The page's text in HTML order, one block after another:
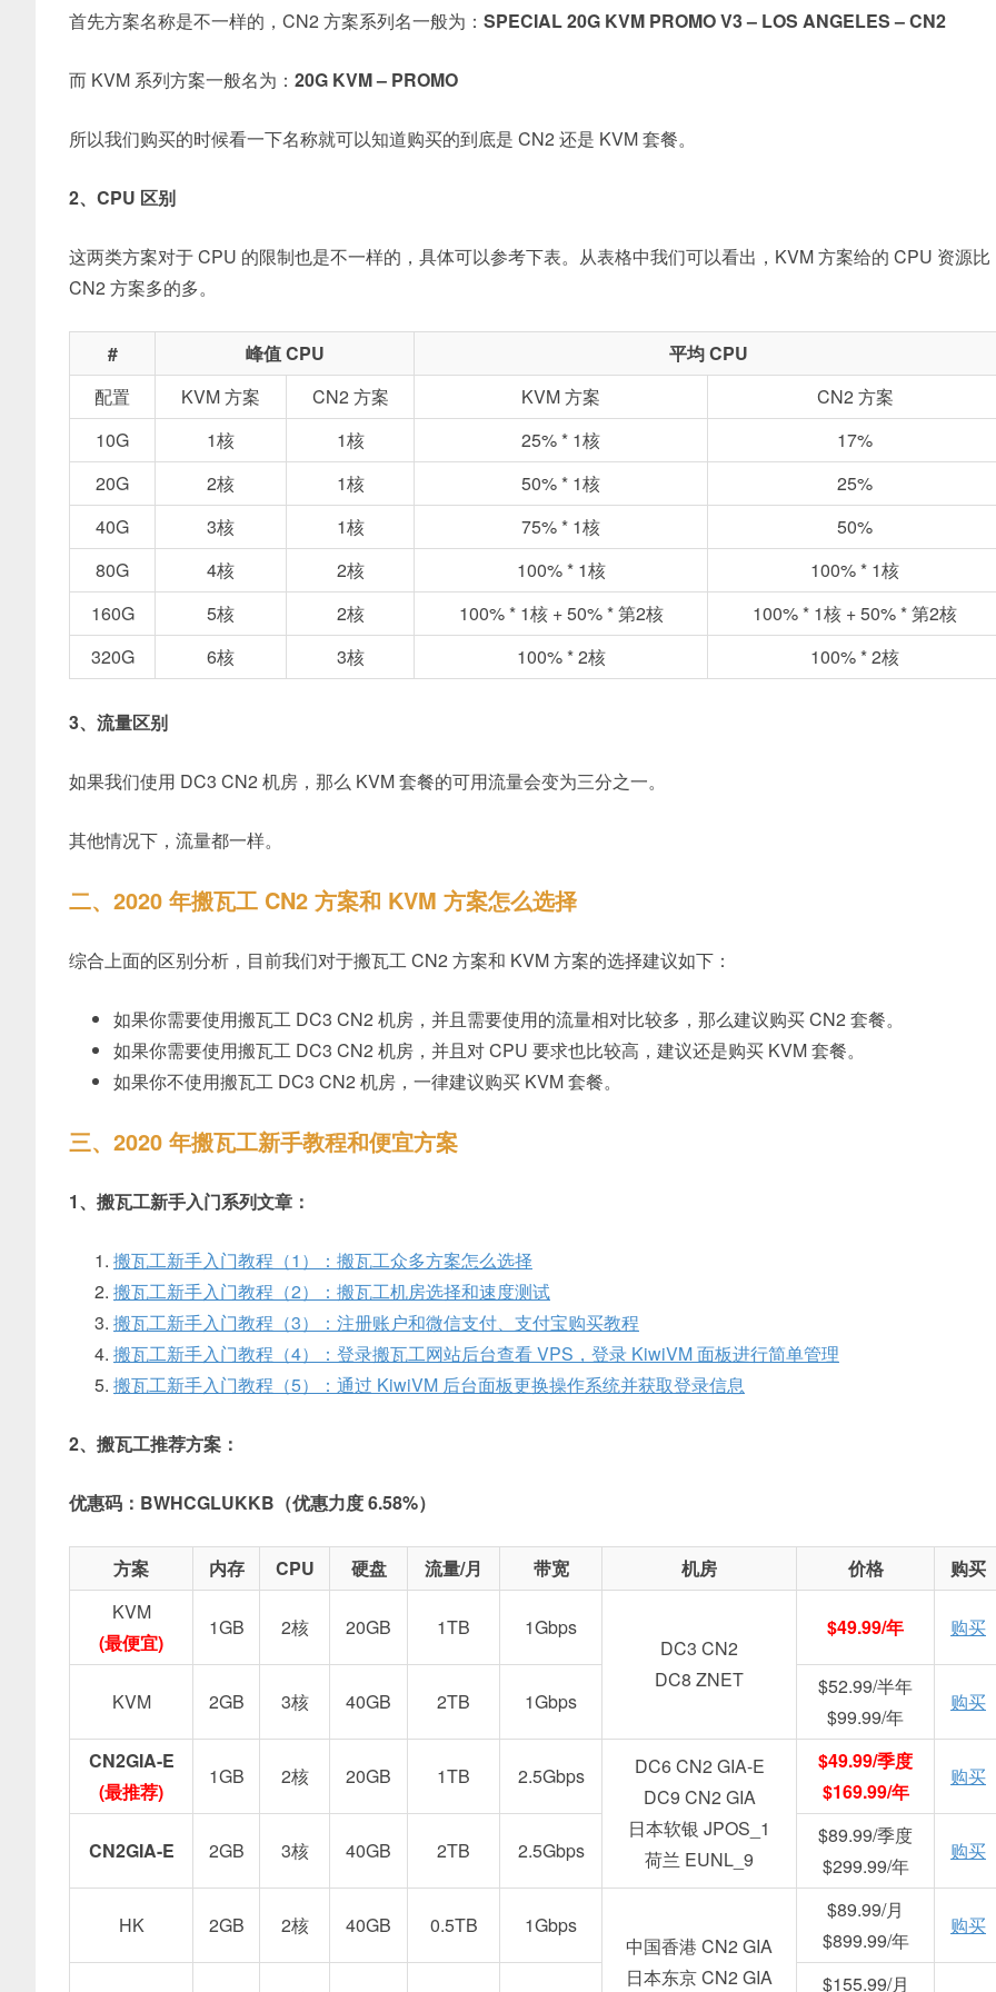
首先方案名称是不一样的，CN2 方案系列名一般为： SPECIAL 20G KVM PROMO V3 – LOS ANGELES – CN2
而 KVM 系列方案一般名为： 20G KVM – PROMO
所以我们购买的时候看一下名称就可以知道购买的到底是 CN2 还是 KVM 套餐。
2、CPU 区别
这两类方案对于 CPU 的限制也是不一样的，具体可以参考下表。从表格中我们可以看出，KVM 方案给的 CPU 资源比
CN2 方案多的多。
# 峰值 CPU
平均 CPU
配置
KVM 方案 CN2 方案 KVM 方案
CN2 方案
10G
1核 1核 25% * 1核
17%
20G
2核 1核 50% * 1核
25%
40G
3核 1核 75% * 1核
50%
80G
4核 2核 100% * 1核
100% * 1核
160G
5核 2核 100% * 1核 + 50% * 第2核
100% * 1核 + 50% * 第2核
320G
6核 3核 100% * 2核 100% * 2核
3、流量区别
如果我们使用 DC3 CN2 机房，那么 KVM 套餐的可用流量会变为三分之一。
其他情况下，流量都一样。
二、2020 年搬瓦工 CN2 方案和 KVM 方案怎么选择
综合上面的区别分析，目前我们对于搬瓦工 CN2 方案和 KVM 方案的选择建议如下：
如果你需要使用搬瓦工 DC3 CN2 机房，并且需要使用的流量相对比较多，那么建议购买 CN2 套餐。
如果你需要使用搬瓦工 DC3 CN2 机房，并且对 CPU 要求也比较高，建议还是购买 KVM 套餐。
如果你不使用搬瓦工 DC3 CN2 机房，一律建议购买 KVM 套餐。
三、2020 年搬瓦工新手教程和便宜方案
1、搬瓦工新手入门系列文章：
搬瓦工新手入门教程（1）：搬瓦工众多方案怎么选择
搬瓦工新手入门教程（2）：搬瓦工机房选择和速度测试
搬瓦工新手入门教程（3）：注册账户和微信支付、支付宝购买教程
搬瓦工新手入门教程（4）：登录搬瓦工网站后台查看 VPS，登录 KiwiVM 面板进行简单管理
搬瓦工新手入门教程（5）：通过 KiwiVM 后台面板更换操作系统并获取登录信息
2、搬瓦工推荐方案：
优惠码：BWHCGLUKKB（优惠力度 6.58%）
方案 内存 CPU 硬盘 流量/月 带宽 机房 价格
购买
KVM
(最便宜)
1GB 2核 20GB 1TB
1Gbps
DC3 CN2
DC8 ZNET
$49.99/年 购买
KVM 2GB 3核 40GB 2TB 1Gbps
$52.99/半年
$99.99/年
购买
CN2GIA-E
(最推荐)
1GB 2核 20GB 1TB 2.5Gbps
DC6 CN2 GIA-E
DC9 CN2 GIA
日本软银 JPOS_1
荷兰 EUNL_9
$49.99/季度
$169.99/年
购买
CN2GIA-E 2GB 3核 40GB 2TB 2.5Gbps
$89.99/季度
$299.99/年
购买
HK 2GB 2核 40GB 0.5TB
1Gbps
中国香港 CN2 GIA
日本东京 CN2 GIA
$89.99/月
$899.99/年
购买
$155.99/月